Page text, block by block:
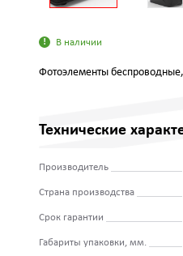
В наличии
Фотоэлементы
Технические
Производитель
Страна производства
Срок гарантии
Габариты упаковки, мм.